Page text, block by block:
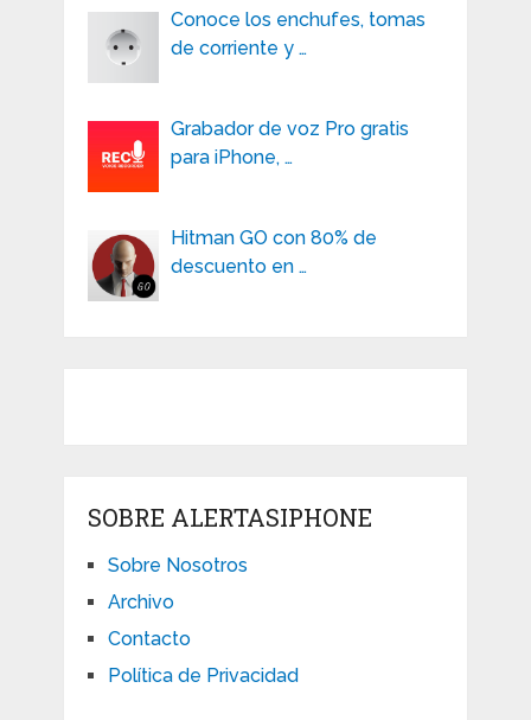
Conoce los enchufes, tomas
de corriente y …
Grabador de voz Pro gratis
para iPhone, …
Hitman GO con 80% de
descuento en …
SOBRE ALERTASIPHONE
Sobre Nosotros
Archivo
Contacto
Política de Privacidad